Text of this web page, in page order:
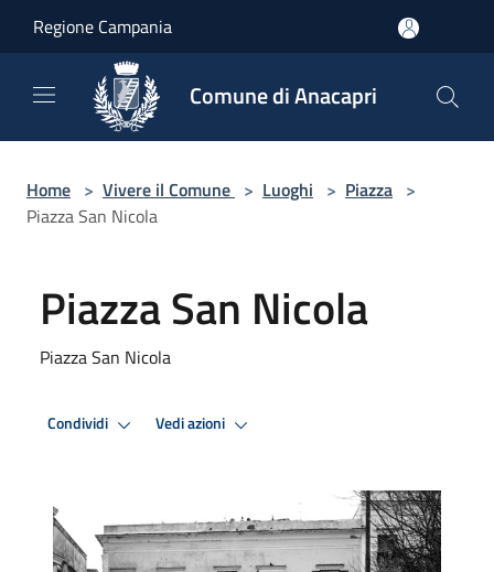
Regione Campania
Comune di Anacapri
Home > Vivere il Comune > Luoghi > Piazza >
Piazza San Nicola
Piazza San Nicola
Piazza San Nicola
Condividi Vedi azioni